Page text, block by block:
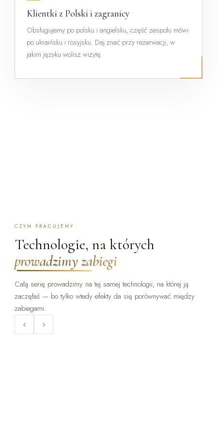
Klientki z Polski i zagranicy
Obsługujemy po polsku i angielsku, część zespołu mówi
po ukraińsku i rosyjsku. Daj znać przy rezerwacji, w
jakim języku wolisz wizytę.
CZYM PRACUJEMY
Technologie, na których
prowadzimy zabiegi
Całą serię prowadzimy na tej samej technologii, na której ją
zaczęłaś — bo tylko wtedy efekty da się porównywać między
zabiegami.
ZABIEG DOSTĘPNY:
WARSZAWA · KRAKÓW
ClearLift
Laser frakcyjny bez okresu
ZABIEG DOSTĘPNY: